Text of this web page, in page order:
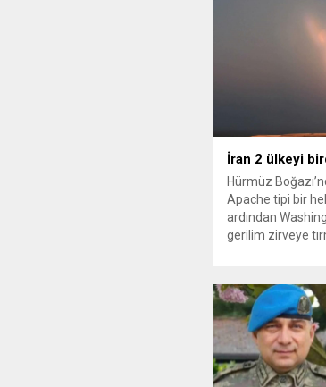
konteynerlerden
Çelik,
İran 2 ülkeyi
Hürmüz
Apache tipi bir
ardından
gerilim zirveye
vurmasına, İran
Bahreyn ve
üslerini hedef
Tahran, yeni bir
yanıt verileceğini